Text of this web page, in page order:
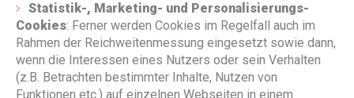
Statistik-, Marketing- und Personalisierungs-
Cookies: Ferner werden Cookies im Regelfall auch im
Rahmen der Reichweitenmessung eingesetzt sowie dann,
wenn die Interessen eines Nutzers oder sein Verhalten
(z.B. Betrachten bestimmter Inhalte, Nutzen von
Funktionen etc.) auf einzelnen Webseiten in einem